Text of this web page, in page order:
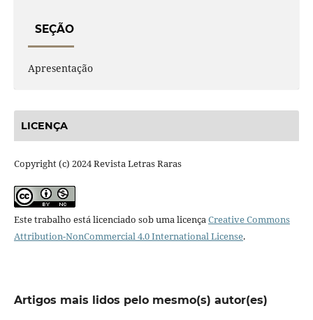
SEÇÃO
Apresentação
LICENÇA
Copyright (c) 2024 Revista Letras Raras
Este trabalho está licenciado sob uma licençaCreative Commons
Attribution-NonCommercial 4.0 International License.
Artigos mais lidos pelo mesmo(s) autor(es)